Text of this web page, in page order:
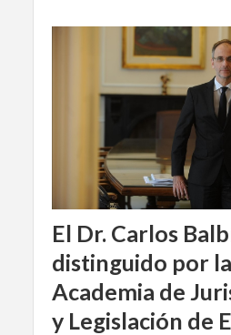
El Dr. Carlos
distinguido por
Academia de
y Legislación de